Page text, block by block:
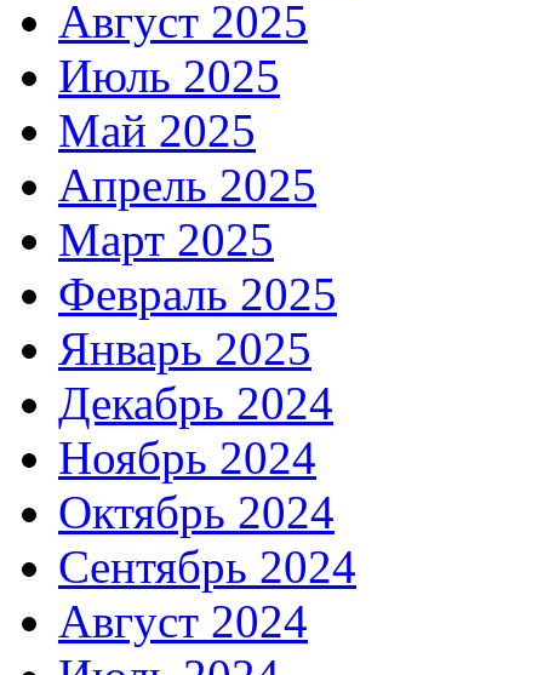
Август 2025
Июль 2025
Май 2025
Апрель 2025
Март 2025
Февраль 2025
Январь 2025
Декабрь 2024
Ноябрь 2024
Октябрь 2024
Сентябрь 2024
Август 2024